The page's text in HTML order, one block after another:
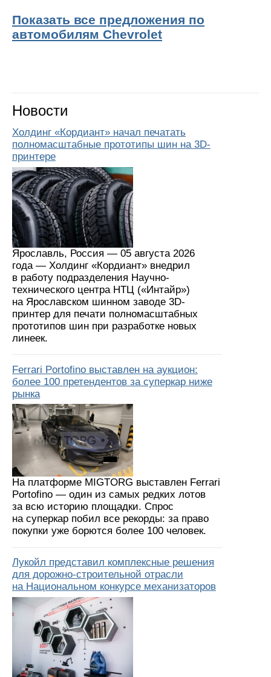
Показать все предложения по
автомобилям Chevrolet
Новости
Холдинг «Кордиант» начал печатать
полномасштабные прототипы шин на 3D-
принтере
Ярославль, Россия — 05 августа 2026
года — Холдинг «Кордиант» внедрил
в работу подразделения Научно-
технического центра НТЦ («Интайр»)
на Ярославском шинном заводе 3D-
принтер для печати полномасштабных
прототипов шин при разработке новых
линеек.
Ferrari Portofino выставлен на аукцион:
более 100 претендентов за суперкар ниже
рынка
На платформе MIGTORG выставлен Ferrari
Portofino — один из самых редких лотов
за всю историю площадки. Спрос
на суперкар побил все рекорды: за право
покупки уже борются более 100 человек.
Лукойл представил комплексные решения
для дорожно-строительной отрасли
на Национальном конкурсе механизаторов